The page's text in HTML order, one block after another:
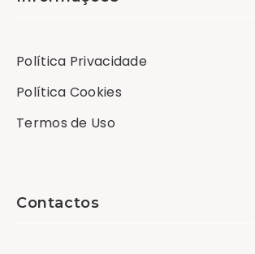
Política Privacidade
Política Cookies
Termos de Uso
Contactos